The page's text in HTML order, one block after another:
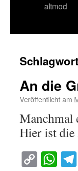
altmod
An die
Veröffentlicht am
Manchmal
Hier ist
Copy